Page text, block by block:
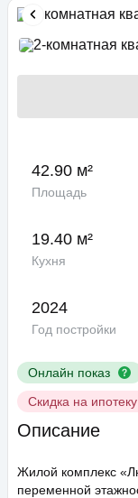
Онлайн показ
Скидка на
42.90 м²
Площадь
19.40 м²
Кухня
2024
Год постройки
Описание
Жилой комплекс
переменной